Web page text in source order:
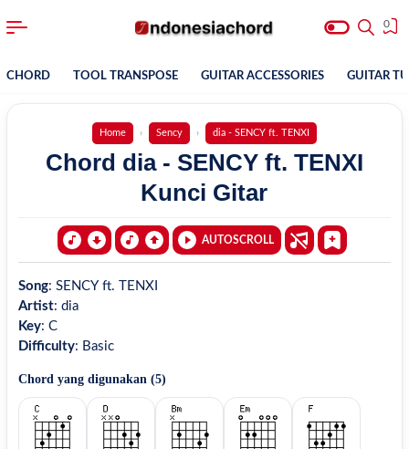
0
CHORD TOOL TRANSPOSE GUITAR ACCESSORIES GUITAR
Home Sency dia - SENCY ft. TENXI
Chord dia - SENCY ft. TENXI
Kunci Gitar
AUTOSCROLL
Song: SENCY ft. TENXI
Artist: dia
Key: C
Difficulty: Basic
Chord yang digunakan (5)